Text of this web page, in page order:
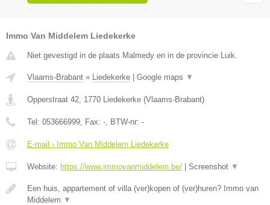
Immo Van Middelem Liedekerke
Niet gevestigd in de plaats Malmedy en in de provincie Luik.
Vlaams-Brabant » Liedekerke Google maps ▼
Opperstraat 42 1770 Liedekerke (Vlaams-Brabant)
Tel: 053666999 , Fax: - , BTW-nr: -
E-mail › Immo Van Middelem Liedekerke
Website: https://www.immovanmiddelem.be/ Screenshot ▼
Een huis, appartement of villa (ver)kopen of (ver)huren? Immo van
Middelem ▼